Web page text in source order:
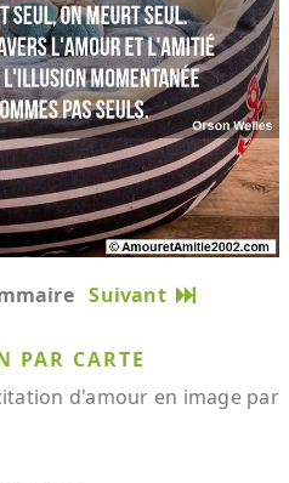
Suivant
PAR CARTE
d'amour en image par